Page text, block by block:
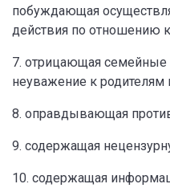
побуждающая
действия по
7. отрицающая
неуважение к
8. оправдывающая
9. содержащая
10. содержащая